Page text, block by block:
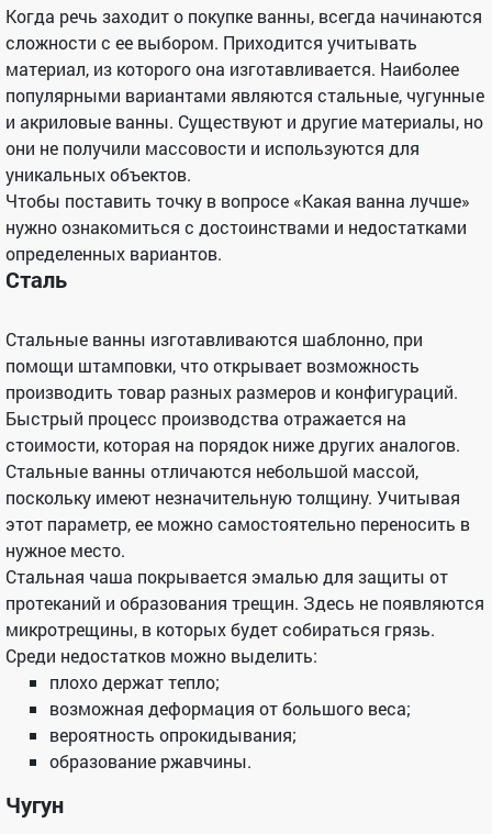
Когда речь заходит о покупке ванны, всегда начинаются
сложности с ее выбором. Приходится учитывать
материал, из которого она изготавливается. Наиболее
популярными вариантами являются стальные, чугунные
и акриловые ванны. Существуют и другие материалы, но
они не получили массовости и используются для
уникальных объектов.
Чтобы поставить точку в вопросе «Какая ванна лучше»
нужно ознакомиться с достоинствами и недостатками
определенных вариантов.
Сталь
Стальные ванны изготавливаются шаблонно, при
помощи штамповки, что открывает возможность
производить товар разных размеров и конфигураций.
Быстрый процесс производства отражается на
стоимости, которая на порядок ниже других аналогов.
Стальные ванны отличаются небольшой массой,
поскольку имеют незначительную толщину. Учитывая
этот параметр, ее можно самостоятельно переносить в
нужное место.
Стальная чаша покрывается эмалью для защиты от
протеканий и образования трещин. Здесь не появляются
микротрещины, в которых будет собираться грязь.
Среди недостатков можно выделить:
плохо держат тепло;
возможная деформация от большого веса;
вероятность опрокидывания;
образование ржавчины.
Чугун